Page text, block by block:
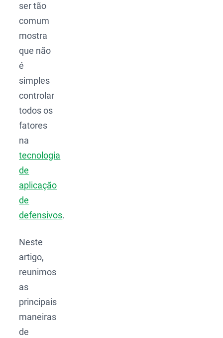
ser tão
comum
mostra
que não
é
simples
controlar
todos os
fatores
na
tecnologia
de
aplicação
de
defensivos.
Neste
artigo,
reunimos
as
principais
maneiras
de